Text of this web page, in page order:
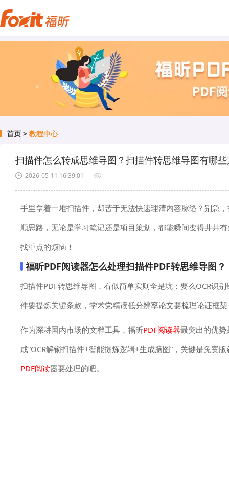
首页 > 教程中心
扫描件怎么转成思维导图？扫描件转思维导图有哪
2026-05-11 16:39:01
手里拿着一堆扫描件，却苦于无法快速理清内容脉络？别急
顺思路，无论是学习笔记还是项目策划，都能瞬间变得井井
找重点的烦恼！
福昕PDF阅读器怎么处理扫描件PDF转思维导图？
扫描件PDF转思维导图，看似简单实则全是坑：要么OCR识
件要提炼关键条款，学术党精读低分辨率论文要梳理论证框
作为深耕国内市场的文档工具，福昕PDF阅读器最突出的优势
成“OCR解锁扫描件+智能提炼逻辑+生成脑图”，关键是免费
PDF阅读器要处理的吧。